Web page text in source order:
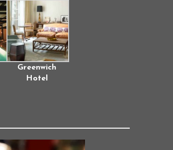
Greenwich
Hotel